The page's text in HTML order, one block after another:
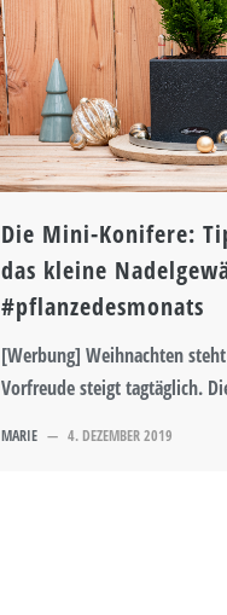
Die Mini-Konifere:
das kleine
#pflanzedesmonats
[Werbung] Weihnachten
Vorfreude steigt tagtäglich.
MARIE — 4. DEZEMBER 2019